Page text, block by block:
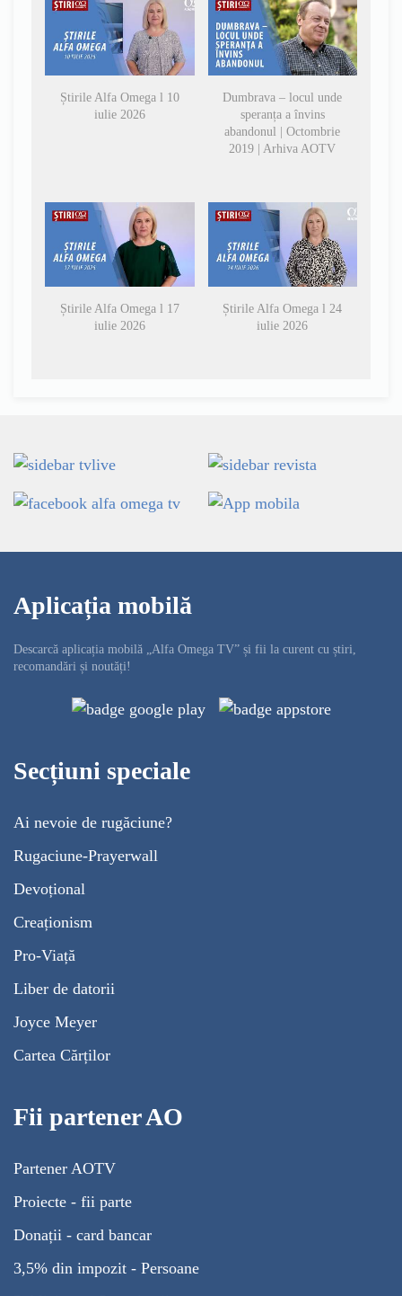
Știrile Alfa Omega l 10
iulie 2026
Dumbrava – locul unde
speranța a învins
abandonul | Octombrie
2019 | Arhiva AOTV
Știrile Alfa Omega l 17
iulie 2026
Știrile Alfa Omega l 24
iulie 2026
Aplicația mobilă
Descarcă aplicația mobilă „Alfa Omega TV” și fii la curent cu știri,
recomandări și noutăți!
Secțiuni speciale
Ai nevoie de rugăciune?
Rugaciune-Prayerwall
Devoțional
Creaționism
Pro-Viață
Liber de datorii
Joyce Meyer
Cartea Cărților
Fii partener AO
Partener AOTV
Proiecte - fii parte
Donații - card bancar
3,5% din impozit - Persoane